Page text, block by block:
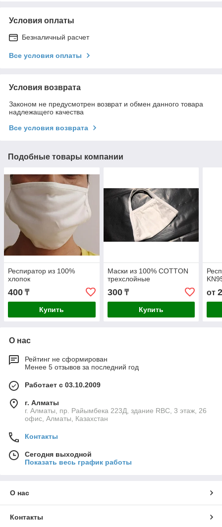
Условия оплаты
Безналичный расчет
Все условия оплаты
Условия возврата
Законом не предусмотрен возврат и обмен данного товара
надлежащего качества
Все условия возврата
Подобные товары компании
Респиратор из 100%
хлопок
400 ₸
Купить
Маски из 100% COTTON
трехслойные
300₸
Купить
от
О нас
Рейтинг не сформирован
Менее 5 отзывов за последний год
Работает с 03.10.2009
г. Алматы
г. Алматы, пр. Райымбека 223Д, здание RBC, 3 этаж, 26
офис, Алматы, Казахстан
Контакты
Сегодня выходной
Показать весь график работы
О нас
Контакты